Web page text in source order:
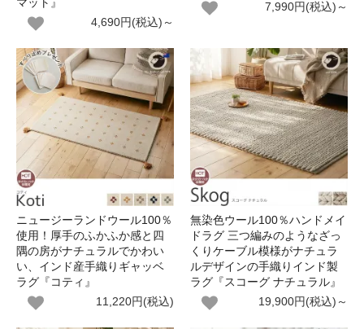
4,690円(税込)～
7,990円(税込)～
ニュージーランドウール100％
使用！厚手のふかふか感と四
隅の房がナチュラルでかわい
い、インド産手織りギャッベ
ラグ『コティ』
11,220円(税込)
無染色ウール100％ハンドメイ
ドラグ 三つ編みのようなざっ
くりケーブル模様がナチュラ
ルデザインの手織りインド製
ラグ『スコーグ ナチュラル』
19,900円(税込)～